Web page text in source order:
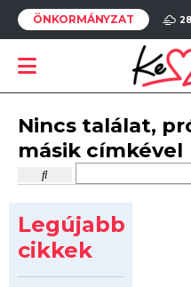
ÖNKORMÁNYZAT
Nincs találat,
másik címkével
Legújabb
cikkek